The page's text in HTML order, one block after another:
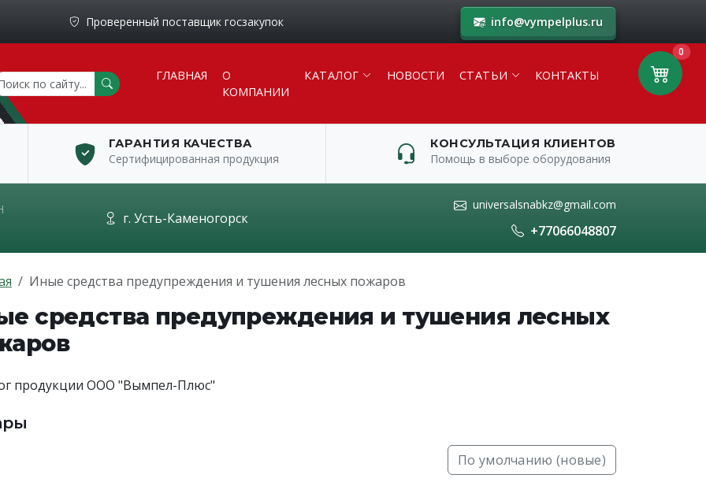
Проверенный поставщик госзакупок info@vympelplus.ru
ГЛАВНАЯ
О
КОМПАНИИ
КАТАЛОГ НОВОСТИ СТАТЬИ КОНТАКТЫ
ГАРАНТИЯ КАЧЕСТВА
Сертифицированная продукция
КОНСУЛЬТАЦИЯ КЛИЕНТОВ
Помощь в выборе оборудования
г. Усть-Каменогорск
universalsnabkz@gmail.com
+77066048807
Иные средства предупреждения и тушения лесных пожаров
средства предупреждения и тушения лесных
продукции ООО "Вымпел-Плюс"
По умолчанию (новые)
0